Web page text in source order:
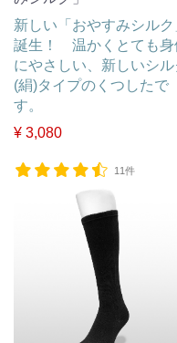
新しい「おやすみシルク
誕生！ 温かくとても身
にやさしい、新しいシル
(絹)タイプのくつしたで
す。
¥ 3,080
11件